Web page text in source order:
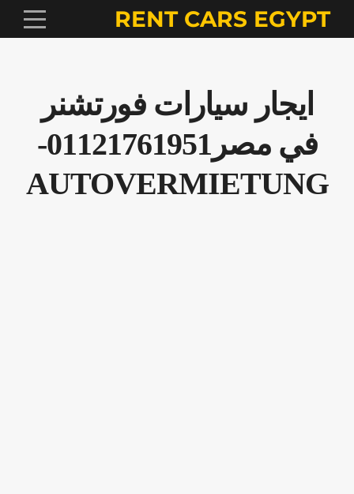
RENT CARS EGYPT
ايجار سيارات فورتشنر
في مصر01121761951-
AUTOVERMIETUNG